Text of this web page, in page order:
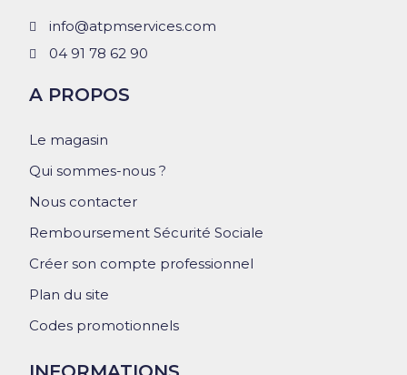
info@atpmservices.com
04 91 78 62 90
A PROPOS
Le magasin
Qui sommes-nous ?
Nous contacter
Remboursement Sécurité Sociale
Créer son compte professionnel
Plan du site
Codes promotionnels